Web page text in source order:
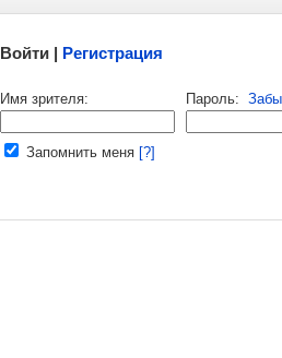
Войти | Регистрация
Имя зрителя: Пароль:
Запомнить меня [?]